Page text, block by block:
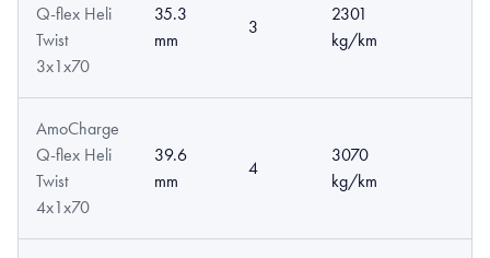
Q-flex Heli
Twist
3x1x70
35.3
mm
3
2301
kg/km
AmoCharge
Q-flex Heli
Twist
4x1x70
39.6
mm
4
3070
kg/km